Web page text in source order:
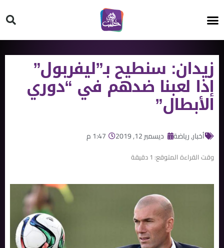
زيدان: سنطيح بـ”ليفربول”
إذا لعبنا ضدهم في “دوري
الأبطال”
أخبار,رياضة ديسمبر 12, 2019 1:47 م
وقت القراءة المتوقع: 1دقيقة